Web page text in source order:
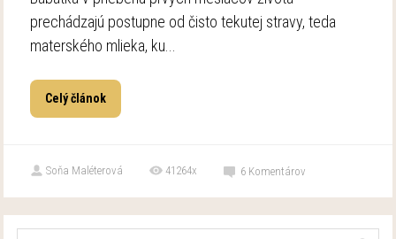
prechádzajú postupne od čisto tekutej stravy, teda
materského mlieka, ku...
Celý článok
Soňa Maléterová 41264x 6 Komentárov